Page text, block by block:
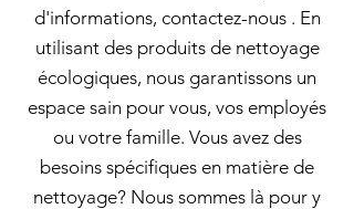
d'informations, contactez-nous . En
utilisant des produits de nettoyage
écologiques, nous garantissons un
espace sain pour vous, vos employés
ou votre famille. Vous avez des
besoins spécifiques en matière de
nettoyage? Nous sommes là pour y